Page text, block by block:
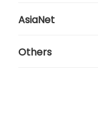
AsiaNet
Others